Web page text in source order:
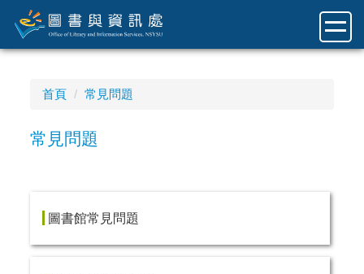
到
主
首頁 常見問題
常見問題
圖書館常見問題